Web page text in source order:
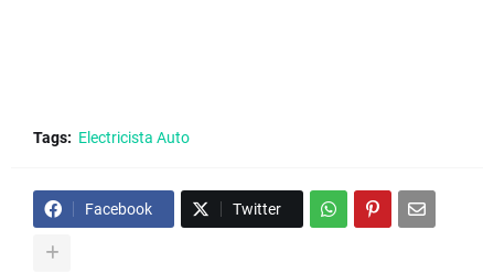
Tags: Electricista Auto
Facebook Twitter